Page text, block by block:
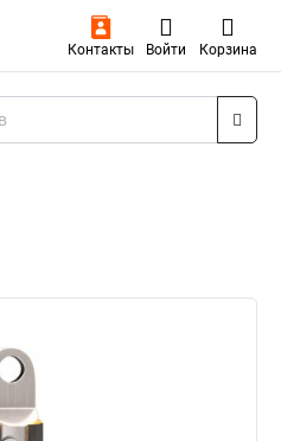
Контакты Войти Корзина